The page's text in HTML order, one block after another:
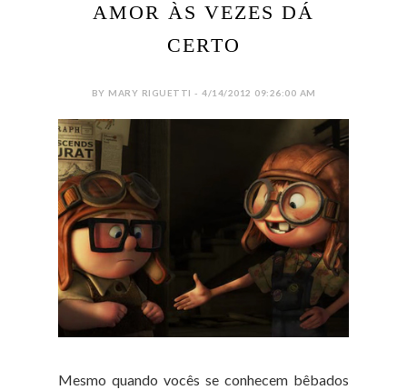
AMOR ÀS VEZES DÁ
CERTO
BY MARY RIGUETTI - 4/14/2012 09:26:00 AM
Mesmo quando vocês se conhecem bêbados